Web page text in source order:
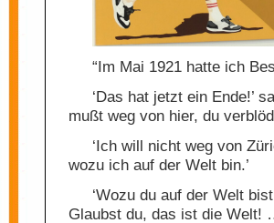
“Im Mai 1921 hatte ich
‘Das hat jetzt ein Ende!’
mußt weg von hier, du
‘Ich will nicht weg von
wozu ich auf der Welt bin.’
‘Wozu du auf der Welt
Glaubst du, das ist die Welt!